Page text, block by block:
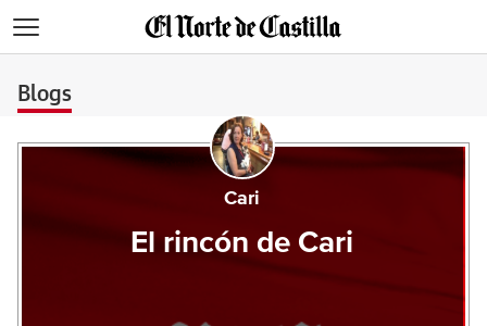
Blogs
Cari
El rincón de Cari